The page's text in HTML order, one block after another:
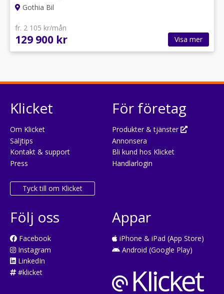
Gothia Bil
fr. 2 105 kr/mån
129 900 kr Visa mer
Klicket
Om Klicket
Säljtips
Kontakt & support
Press
Tyck till om Klicket
För företag
Produkter & tjänster
Annonsera
Bli kund hos Klicket
Handlarlogin
Följ oss
Facebook
Instagram
LinkedIn
#klicket
Appar
iPhone & iPad (App Store)
Android (Google Play)